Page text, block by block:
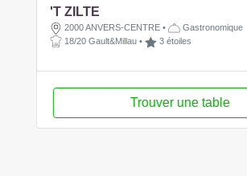
'T ZILTE
2000 ANVERS-CENTRE •
Gastronomique
18/20 Gault&Millau • 3 étoiles
Trouver une table